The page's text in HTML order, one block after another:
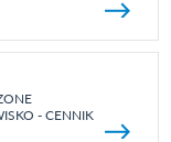
- CENNIK